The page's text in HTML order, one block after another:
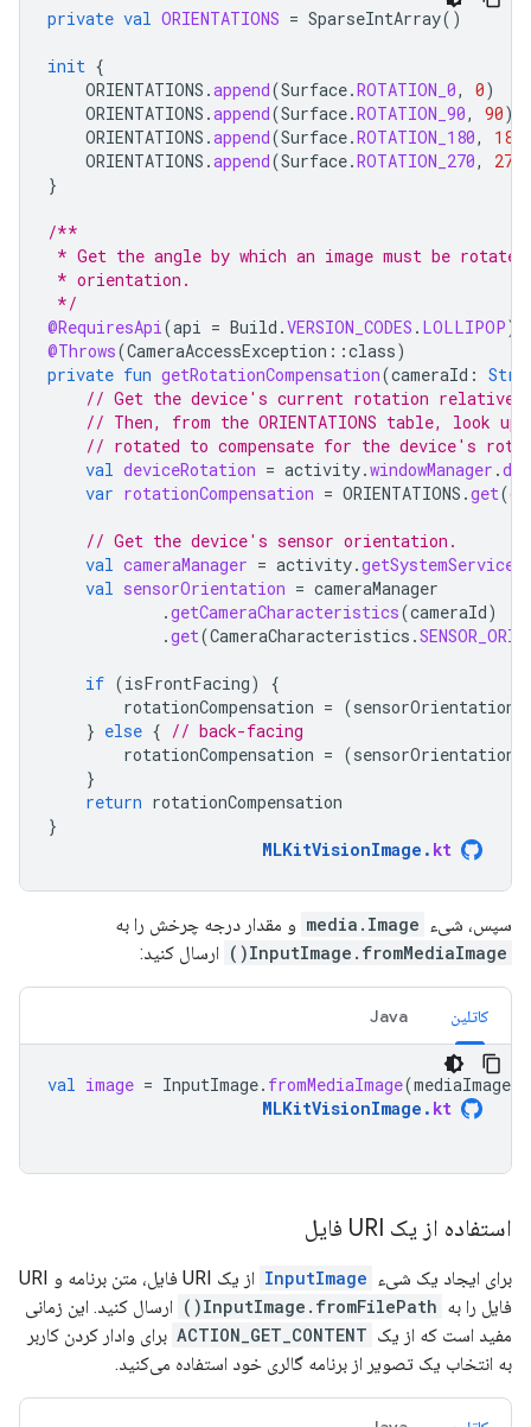
private val ORIENTATIONS = SparseIntArray()
init {
ORIENTATIONS .append(Surface.ROTATION_0, 0)
ORIENTATIONS .append(Surface.ROTATION_90, 90)
ORIENTATIONS .append(Surface.ROTATION_180, 180
ORIENTATIONS .append(Surface.ROTATION_270, 270
}
/**
* Get the angle by which an image must be
* orientation.
*/
@RequiresApi(api = Build .VERSION_CODES . LOLLIPOP)
@Throws(CameraAccessException ::class)
private fun getRotationCompensation(cameraId :
// Get the device's current rotation
// Then, from the ORIENTATIONS table, look
// rotated to compensate for the device's
val deviceRotation = activity.windowManager .
var rotationCompensation = ORIENTATIONS .get(
// Get the device's sensor orientation.
val cameraManager = activity.getSystemService
val sensorOrientation = cameraManager
.getCameraCharacteristics(cameraId)
.get(CameraCharacteristics .
if (isFrontFacing)
{
rotationCompensation = (sensorOrientation
} else { // back-facing
rotationCompensation = (sensorOrientation
}
return rotationCompensation
}
MLKitVisionImage . kt
سپس، شیء media.Image و مقدار درجه چرخش را به
InputImage.fromMediaImage()
ارسال کنید:
کاتلین Java
val image = InputImage. fromMediaImage(mediaImage
MLKitVisionImage . kt
استفاده از یک URI فایل
برای ایجاد یک شیء InputImage
از یک URI فایل، متن برنامه و URI
فایل را به InputImage.fromFilePath()
ارسال کنید. این زمانی
مفید است که از یک ACTION_GET_CONTENT برای وادار کردن کاربر
به انتخاب یک تصویر از برنامه گالری خود استفاده می‌کنید.